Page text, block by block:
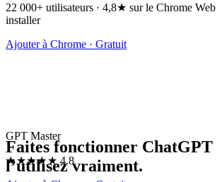
22 000+ utilisateurs · 4,8★ sur le Chrome Web
installer
Ajouter à Chrome · Gratuit
GPT Master
★★★★★ 4.8
Faites fonctionner ChatGPT
l’utilisez vraiment.